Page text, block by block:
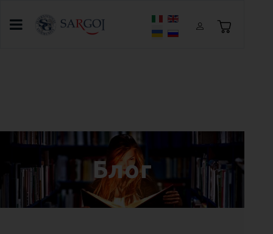
Оберіть свою мову
Блог